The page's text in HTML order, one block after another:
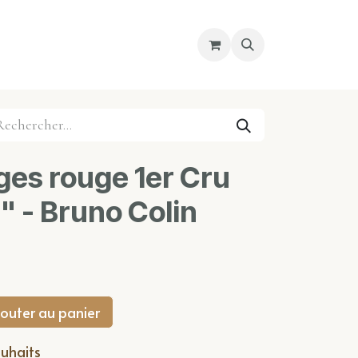
Cours
rouge 1er Cru
- Bruno Colin
au panier